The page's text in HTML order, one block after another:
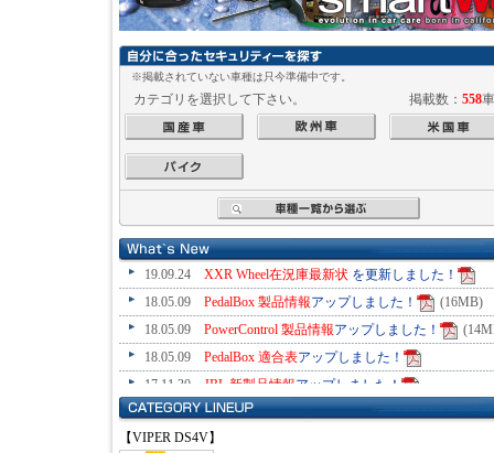
※掲載されていない車種は只今準備中です。
【VIPER DS4V】